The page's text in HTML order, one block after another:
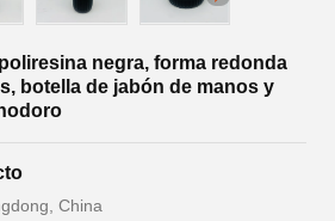
negra, forma redonda
botella de jabón de manos y
China